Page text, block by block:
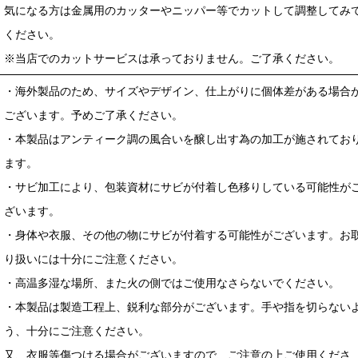
気になる方は金属用のカッターやニッパー等でカットして調整してみ
ください。
※当店でのカットサービスは承っておりません。ご了承ください。
・海外製品のため、サイズやデザイン、仕上がりに個体差がある場合
ございます。予めご了承ください。
・本製品はアンティーク調の風合いを醸し出す為の加工が施されてお
ます。
・サビ加工により、包装資材にサビが付着し色移りしている可能性が
ざいます。
・身体や衣服、その他の物にサビが付着する可能性がございます。お
り扱いには十分にご注意ください。
・高温多湿な場所、また火の側ではご使用なさらないでください。
・本製品は製造工程上、鋭利な部分がございます。手や指を切らない
う、十分にご注意ください。
又、衣服等傷つける場合がございますので、ご注意の上ご使用くださ